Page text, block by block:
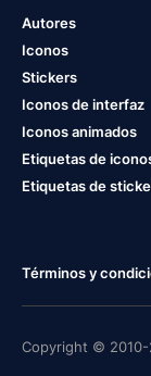
Autores
Iconos
Stickers
Iconos de interfaz
Iconos animados
Etiquetas de
Etiquetas de
Términos y
Copyright © 2010-